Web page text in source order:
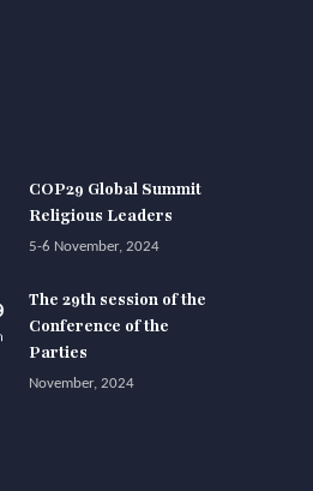
COP29 Global Summit
Religious Leaders
5-6 November, 2024
The 29th session of the
Conference of the
Parties
November, 2024